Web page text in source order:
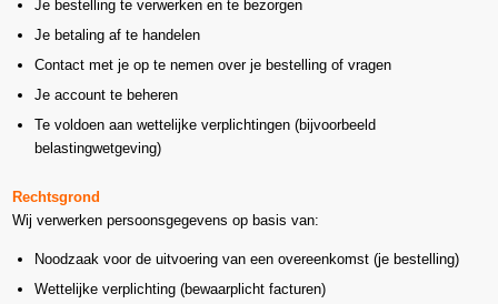
Je bestelling te verwerken en te bezorgen
Je betaling af te handelen
Contact met je op te nemen over je bestelling of vragen
Je account te beheren
Te voldoen aan wettelijke verplichtingen (bijvoorbeeld
belastingwetgeving)
Rechtsgrond
Wij verwerken persoonsgegevens op basis van:
Noodzaak voor de uitvoering van een overeenkomst (je bestelling)
Wettelijke verplichting (bewaarplicht facturen)